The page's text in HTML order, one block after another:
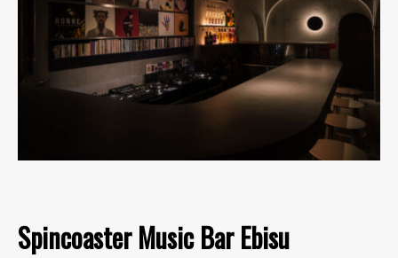
Spincoaster Music Bar Ebisu